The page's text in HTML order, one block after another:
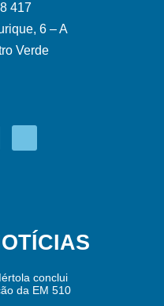
417
6 – A
Verde
conclui
da EM 510